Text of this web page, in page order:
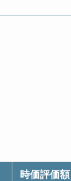
時価評価額